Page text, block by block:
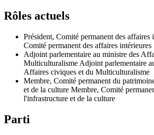
Rôles actuels
Président, Comité permanent des affaires
Comité permanent des affaires intérieures
Adjoint parlementaire au ministre des
Multiculturalisme Adjoint parlementaire
Affaires civiques et du Multiculturalisme
Membre, Comité permanent du
et de la culture Membre, Comité
l'infrastructure et de la culture
Parti